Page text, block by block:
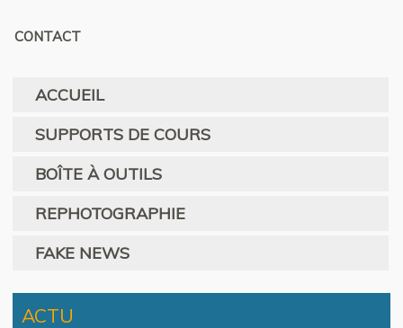
CONTACT
ACCUEIL
SUPPORTS DE COURS
BOÎTE À OUTILS
REPHOTOGRAPHIE
FAKE NEWS
ACTU